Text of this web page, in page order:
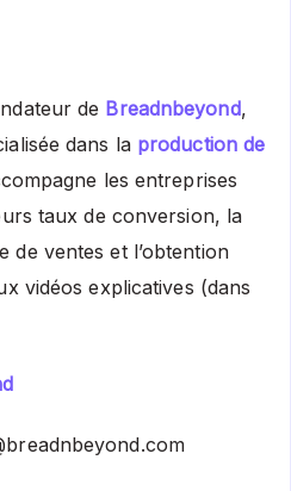
de Breadnbeyond,
dans la production de
les entreprises
taux de conversion, la
de ventes et l’obtention
vidéos explicatives (dans